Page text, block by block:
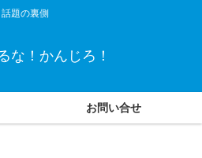
話題の裏側
な！かんじろ！
お問い合せ